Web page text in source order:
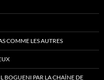
COMME LES AUTRES
BOGUENI PAR LA CHAÎNE DE